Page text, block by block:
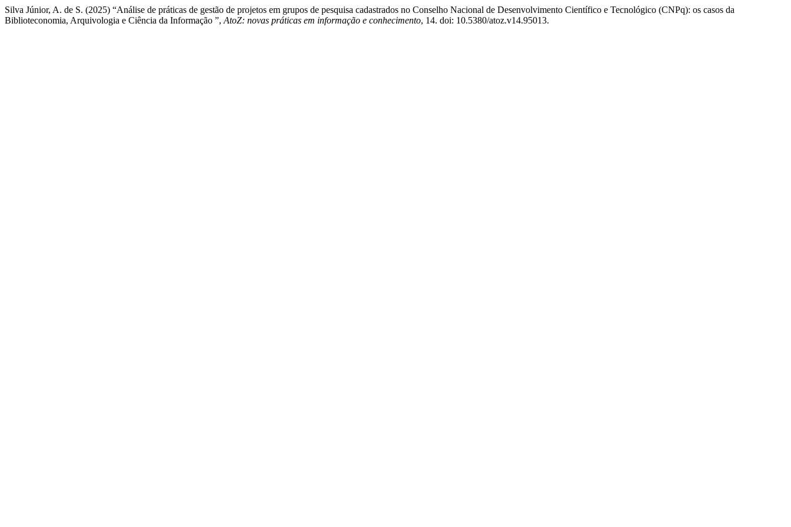
Silva Júnior, A. de S. (2025) “Análise de práticas de gestão de projetos em grupos de pesquisa cadastrados no Conselho Nacional de Desenvolvimento Científico e Tecnológico (CNPq): os casos da
Biblioteconomia, Arquivologia e Ciência da Informação ”, AtoZ: novas práticas em informação e conhecimento, 14. doi: 10.5380/atoz.v14.95013.